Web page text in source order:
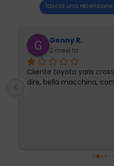
lascia una recensione
Genny R.
2 mesi fa
Cliente toyota yaris
dire, bella macchina,